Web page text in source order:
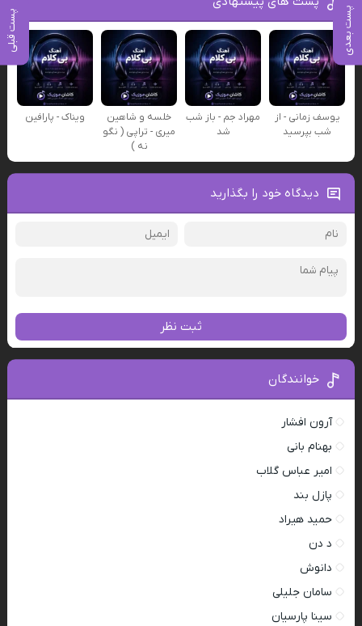
پست بعدی پست قبلی
یوسف زمانی - از
شب بپرسید
مهراد جم - باز شب
شد
خلسه و شاهین
میری - تراپی ( نگو
نه )
ویناک - پارافین
دیدگاه خود را بگذارید
ثبت نظر
خوانندگان
آرون افشار
بهنام بانی
امیر عباس گلاب
پازل بند
حمید هیراد
د دن
دانوش
سامان جلیلی
سینا پارسیان